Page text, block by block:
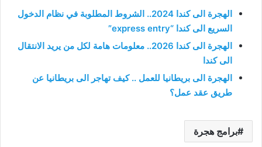
الهجرة الى كندا 2024.. الشروط المطلوبة في نظام الدخول
السريع الى كندا “express entry”
الهجرة الى كندا 2026.. معلومات هامة لكل من يريد الانتقال
الى كندا
الهجرة الى بريطانيا للعمل .. كيف تهاجر الى بريطانيا عن
طريق عقد عمل؟
برامج هجرة